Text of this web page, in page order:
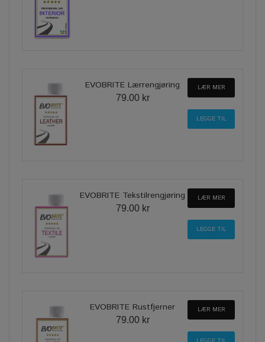
EVOBRITE Lærrengjøring
79.00 kr
LÆR MER
EVOBRITE Tekstilrengjøring
79.00 kr
LÆR MER
EVOBRITE Rustfjerner
79.00 kr
LÆR MER